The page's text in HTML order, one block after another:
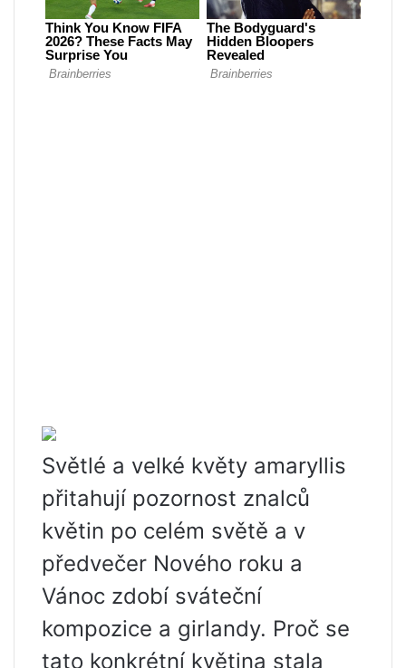
Světlé a velké květy amaryllis
přitahují pozornost znalců
květin po celém světě a v
předvečer Nového roku a
Vánoc zdobí sváteční
kompozice a girlandy. Proč se
tato konkrétní květina stala